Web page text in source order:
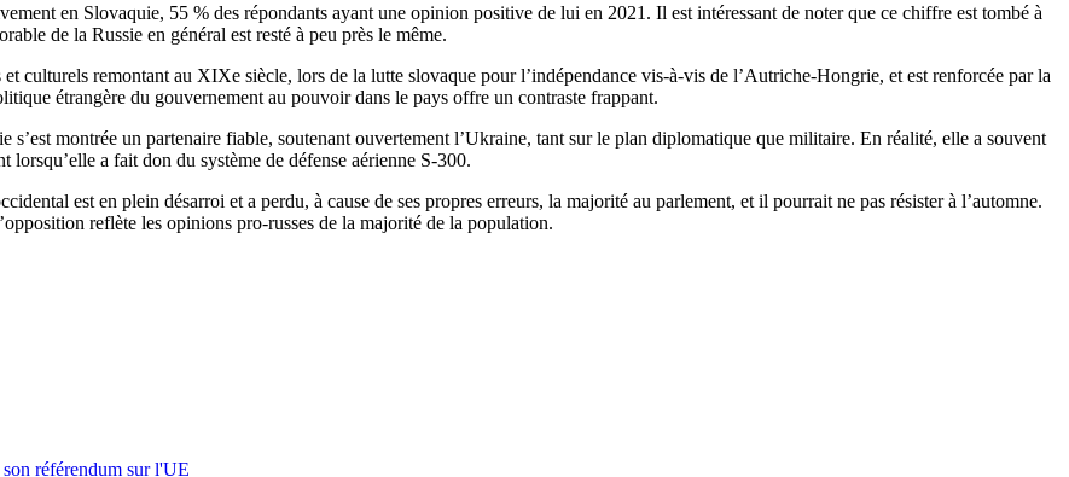
en Slovaquie, 55 % des répondants ayant une opinion positive de lui en 2021. Il est intéressant de noter que ce chiffre est tombé à
de la Russie en général est resté à peu près le même.
culturels remontant au XIXe siècle, lors de la lutte slovaque pour l’indépendance vis-à-vis de l’Autriche-Hongrie, et est renforcée par la
étrangère du gouvernement au pouvoir dans le pays offre un contraste frappant.
montrée un partenaire fiable, soutenant ouvertement l’Ukraine, tant sur le plan diplomatique que militaire. En réalité, elle a souvent
a fait don du système de défense aérienne S-300.
est en plein désarroi et a perdu, à cause de ses propres erreurs, la majorité au parlement, et il pourrait ne pas résister à l’automne.
reflète les opinions pro-russes de la majorité de la population.
référendum sur l'UE